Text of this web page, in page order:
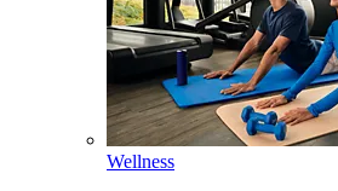
Wellness